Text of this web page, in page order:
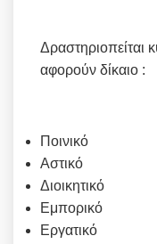
Δραστηριοπείται
αφορούν δίκαιο :
Ποινικό
Αστικό
Διοικητικό
Εμπορικό
Εργατικό